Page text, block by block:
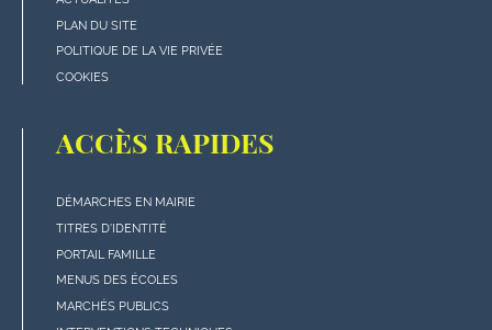
page
PLAN DU SITE
POLITIQUE DE LA VIE PRIVÉE
COOKIES
ACCÈS RAPIDES
Menu
"Accès
rapides"
en
DÉMARCHES EN MAIRIE
TITRES D'IDENTITÉ
PORTAIL FAMILLE
MENUS DES ÉCOLES
MARCHÉS PUBLICS